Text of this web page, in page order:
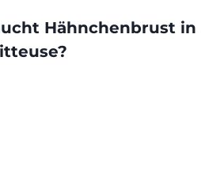
Hähnchenbrust in